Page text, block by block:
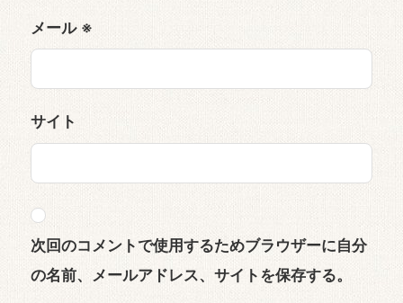
メール ※
サイト
次回のコメントで使用するためブラウザーに自分
の名前、メールアドレス、サイトを保存する。